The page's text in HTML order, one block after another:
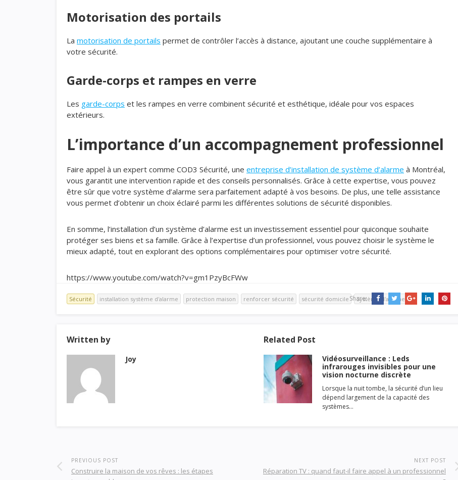
Motorisation des portails
La motorisation de portails permet de contrôler l’accès à distance, ajoutant une couche supplémentaire à
votre sécurité.
Garde-corps et rampes en verre
Les garde-corps et les rampes en verre combinent sécurité et esthétique, idéale pour vos espaces
extérieurs.
L’importance d’un accompagnement professionnel
Faire appel à un expert comme COD3 Sécurité, une entreprise d’installation de système d’alarme à Montréal,
vous garantit une intervention rapide et des conseils personnalisés. Grâce à cette expertise, vous pouvez
être sûr que votre système d’alarme sera parfaitement adapté à vos besoins. De plus, une telle assistance
vous permet d’obtenir un choix éclairé parmi les différentes solutions de sécurité disponibles.
En somme, l’installation d’un système d’alarme est un investissement essentiel pour quiconque souhaite
protéger ses biens et sa famille. Grâce à l’expertise d’un professionnel, vous pouvez choisir le système le
mieux adapté, tout en explorant des options complémentaires pour optimiser votre sécurité.
https://www.youtube.com/watch?v=gm1PzyBcFWw
Sécurité installation système d'alarme protection maison renforcer sécurité sécurité domicile Système d'alarme
Share:
Written by
Joy
Related Post
Vidéosurveillance : Leds
infrarouges invisibles pour une
vision nocturne discrète
Lorsque la nuit tombe, la sécurité d’un lieu
dépend largement de la capacité des
systèmes…
PREVIOUS POST
Construire la maison de vos rêves : les étapes
NEXT POST
Réparation TV : quand faut-il faire appel à un professionnel